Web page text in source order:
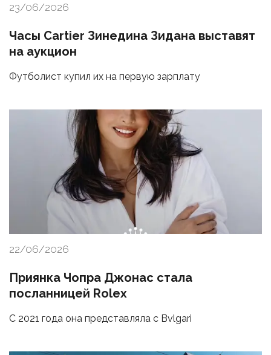
23/06/2026
Часы Cartier Зинедина Зидана выставят
на аукцион
Футболист купил их на первую зарплату
22/06/2026
Приянка Чопра Джонас стала
посланницей Rolex
С 2021 года она представляла с Bvlgari